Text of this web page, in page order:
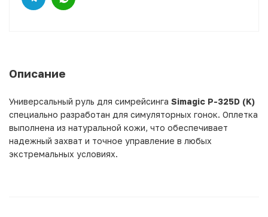
Описание
Универсальный руль для симрейсинга Simagic P-325D (K)
специально разработан для симуляторных гонок. Оплетка
выполнена из натуральной кожи, что обеспечивает
надежный захват и точное управление в любых
экстремальных условиях.